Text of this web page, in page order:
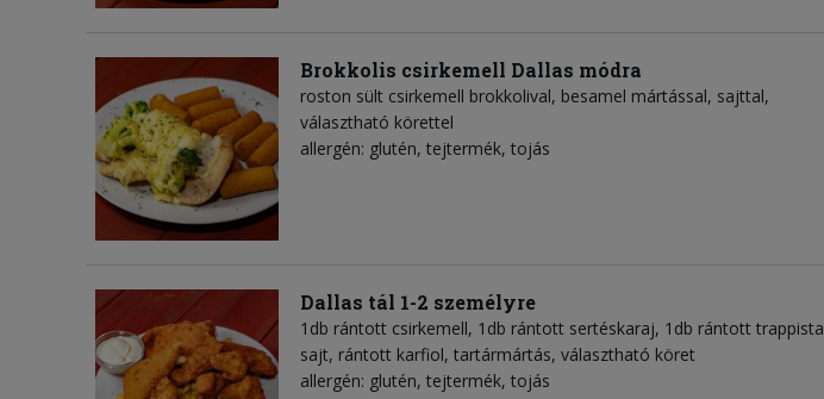
Brokkolis csirkemell Dallas módra
roston sült csirkemell brokkolival, besamel mártással, sajttal,
választható körettel
allergén: glutén, tejtermék, tojás
Dallas tál 1-2 személyre
1db rántott csirkemell, 1db rántott sertéskaraj, 1db rántott trappista
sajt, rántott karfiol, tartármártás, választható köret
allergén: glutén, tejtermék, tojás